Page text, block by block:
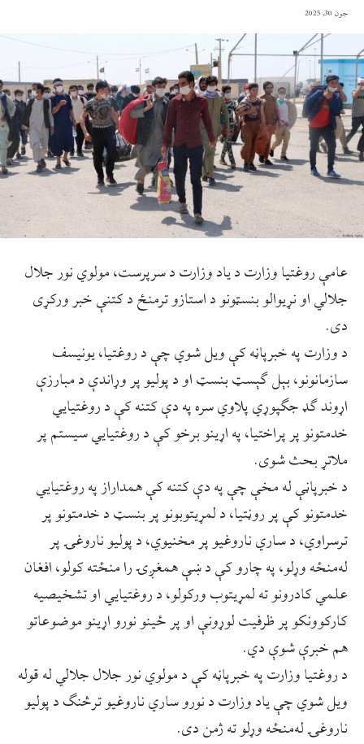
جون 30, 2025
عامې روغتیا وزارت د یاد وزارت د سرپرست، مولوي نور جلال
جلالي او نړیوالو بنسټونو د استازو ترمنځ د کتنې خبر ورکړی
دی.
د وزارت په خبرپاڼه کې ویل شوي چې د روغتیا، یونیسف
سازمانونو، بېل ګېسټ بنسټ او د پولیو پر وړاندې د مبارزې
اړوند ګډ جګپوړي پلاوي سره په دې کتنه کې د روغتیایي
خدمتونو پر پراختیا، په اړینو برخو کې د روغتیایي سیستم پر
ملاتړ بحث شوی.
د خبرپاڼې له مخې چې په دې کتنه کې همداراز په روغتیایي
خدمتونو کې پر روڼتیا، د لمړیتوبونو پر بنسټ د خدمتونو پر
ترسراوي، د ساري ناروغیو پر مخنیوي، د پولیو ناروغۍ پر
له‌منځه وړلو، په چارو کې د ښې همغږۍ را منځته کولو، افغان
علمي کادرونو ته لمړیتوب ورکولو، د روغتیایي او تشخیصیه
کارکوونکو پر ظرفیت لوړونې او پر ځینو نورو اړینو موضوعاتو
هم خبرې شوې دي.
د روغتیا وزارت په خبرپاڼه کې د مولوي نور جلال جلالي له قوله
ویل شوي چې یاد وزارت د نورو ساري ناروغیو ترڅنګ د پولیو
ناروغۍ له‌منځه وړلو ته ژمن دی.